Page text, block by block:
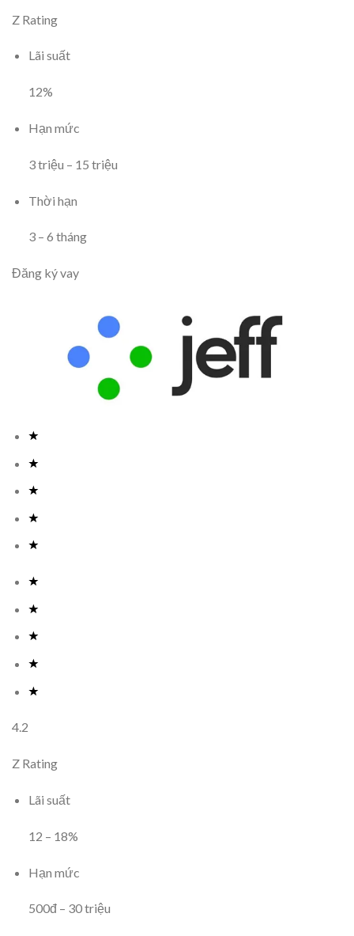
Z Rating
Lãi suất
12%
Hạn mức
3triệu – 15 triệu
Thời hạn
3– 6 tháng
Đăng ký vay
4.2
Z Rating
Lãi suất
12 – 18%
Hạn mức
500đ– 30triệu